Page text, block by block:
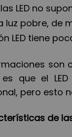
LED no
luz pobre, de
LED tiene
son
que el
pero esto
ísticas de